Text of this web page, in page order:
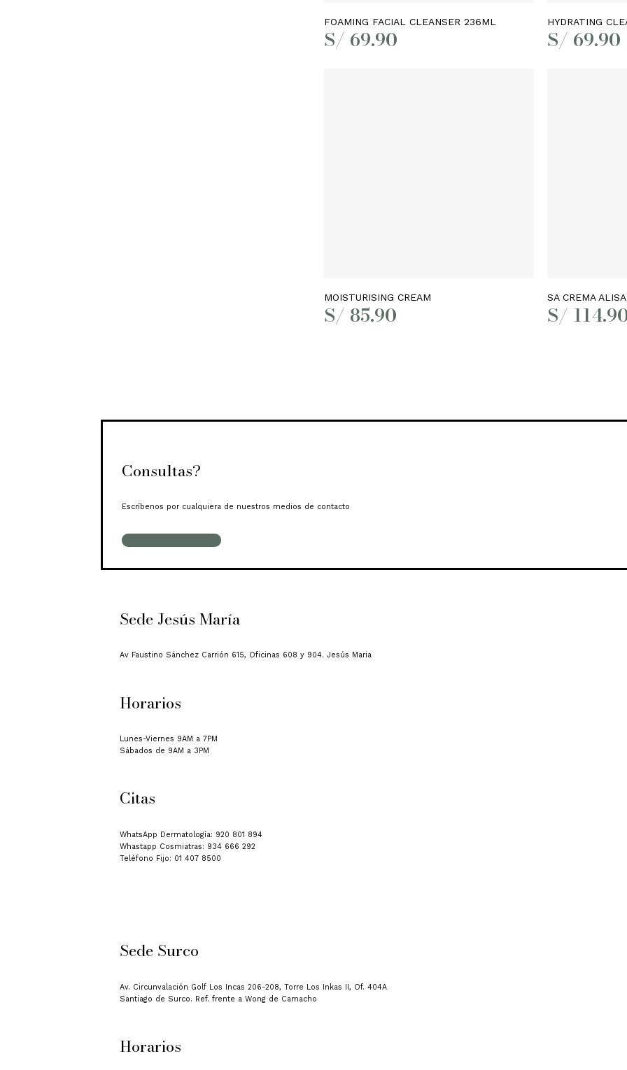
Leer más
FOAMING FACIAL CLEANSER 236ML
S/ 69.90
HYDRATING
S/ 69.90
Leer más
MOISTURISING CREAM
S/ 85.90
SA CREMA
S/
Consultas?
Escríbenos por cualquiera de nuestros medios de contacto
Sede Jesús María
Av Faustino Sánchez Carrión 615, Oficinas 608 y 904. Jesús Maria
Horarios
Lunes-Viernes 9AM a 7PM
Sábados de 9AM a 3PM
Citas
WhatsApp Dermatología: 920 801 894
Whastapp Cosmiatras: 934 666 292
Teléfono Fijo: 01 407 8500
Sede Surco
Av. Circunvalación Golf Los Incas 206-208, Torre Los Inkas II, Of. 404A
Santiago de Surco. Ref. frente a Wong de Camacho
Horarios